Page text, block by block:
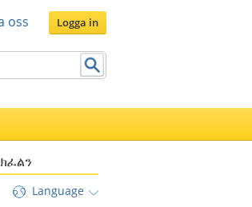
oss Logga in
Language